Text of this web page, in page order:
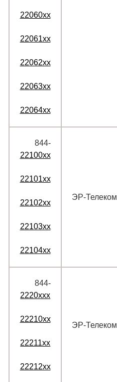
22060xx
22061xx
22062xx
22063xx
22064xx
844‑
22100xx
22101xx
22102xx
22103xx
22104xx
ЭР-Телеком
844‑
2220xxx
22210xx
22211xx
22212xx
ЭР-Телеком